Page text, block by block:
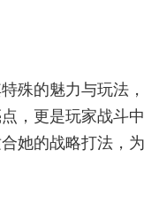
殊的魅力与玩法
，更是玩家战斗
她的战略打法，